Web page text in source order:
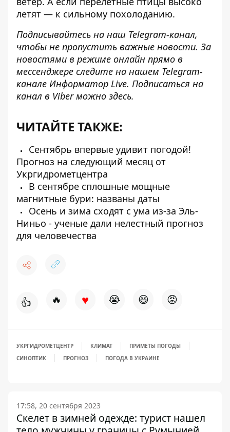
летят — к сильному похолоданию.
Подписывайтесь на наш Telegram-канал,
чтобы не пропустить важные новости. За
новостями в режиме онлайн прямо в
мессенджере следите на нашем Telegram-
канале Информатор Live. Подписаться на
канал в Viber можно здесь.
ЧИТАЙТЕ ТАКЖЕ:
Сентябрь впервые удивит погодой!
Прогноз на следующий месяц от
Укргидрометцентра
В сентябре сплошные мощные
магнитные бури: названы даты
Осень и зима сходят с ума из-за Эль-
Ниньо - ученые дали нелестный прогноз
для человечества
👍 🔥 ♥ 😭 😆 😡
УКРГИДРОМЕТЦЕНТР КЛИМАТ
ПРИМЕТЫ ПОГОДЫ
СИНОПТИК
ПРОГНОЗ ПОГОДА В УКРАИНЕ
17:58, 20 сентября 2023
Скелет в зимней одежде: турист нашел